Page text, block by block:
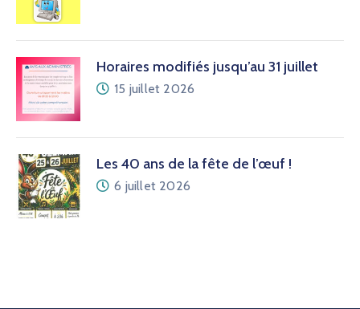
Horaires modifiés jusqu’au 31 juillet
15 juillet 2026
Les 40 ans de la fête de l’œuf !
6 juillet 2026